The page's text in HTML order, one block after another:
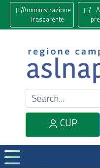
Amministrazione
Trasparente
Cerca nel sito
CUP